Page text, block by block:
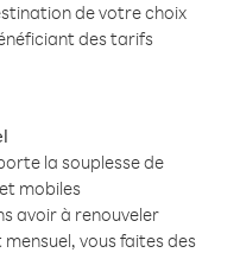
de votre choix
des tarifs
la souplesse de
mobiles
avoir à renouveler
vous faites des